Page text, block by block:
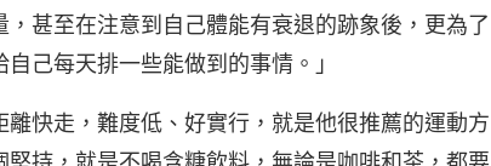
甚至在注意到自己體能有衰退的跡象後，更為了
己每天排一些能做到的事情。」
快走，難度低、好實行，就是他很推薦的運動方